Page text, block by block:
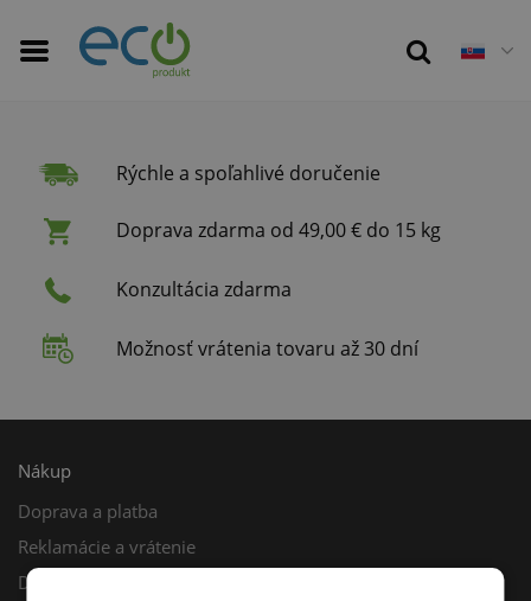
Rýchle a spoľahlivé doručenie
Doprava zdarma od 49,00 € do 15 kg
Konzultácia zdarma
Možnosť vrátenia tovaru až 30 dní
Nákup
Doprava a platba
Reklamácie a vrátenie
Darčekový poukaz